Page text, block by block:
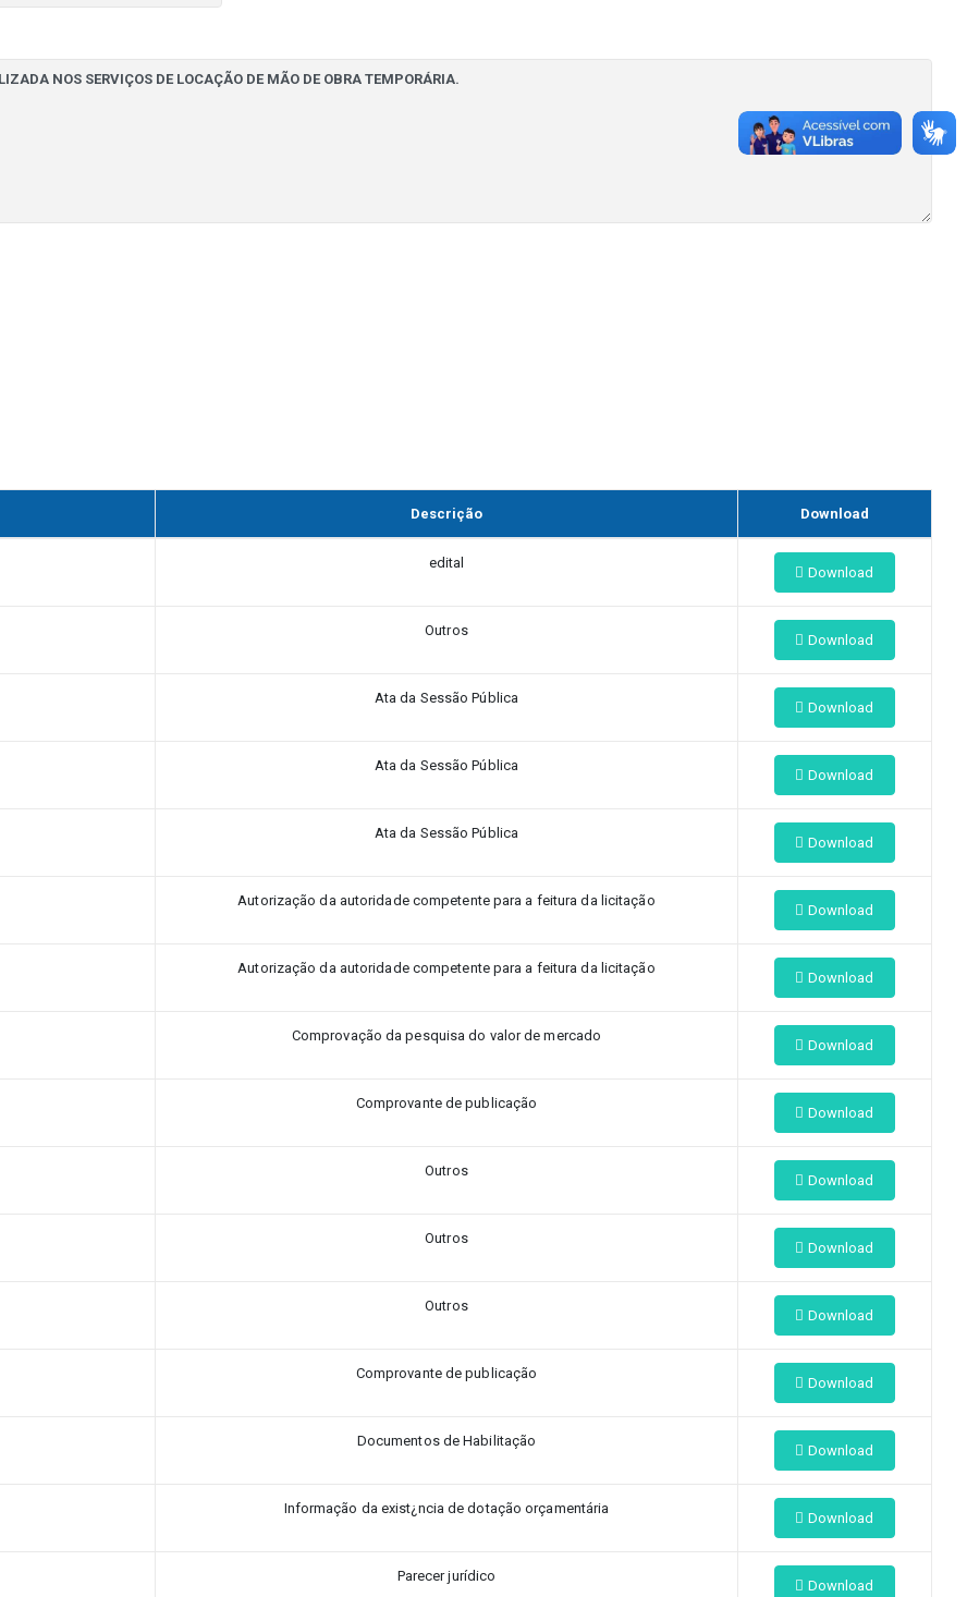
Descrição Download
edital
Download
Outros
Download
Ata da Sessão Pública
Download
Ata da Sessão Pública
Download
Ata da Sessão Pública
Download
Autorização da autoridade competente para a feitura da licitação
Download
Autorização da autoridade competente para a feitura da licitação
Download
Comprovação da pesquisa do valor de mercado
Download
Comprovante de publicação
Download
Outros
Download
Outros
Download
Outros
Download
Comprovante de publicação
Download
Documentos de Habilitação
Download
Informação da exist¿ncia de dotação orçamentária
Download
Parecer jurídico
Download